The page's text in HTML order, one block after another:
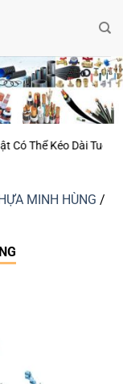
– Vì Sao Cùng
MINH HÙNG /